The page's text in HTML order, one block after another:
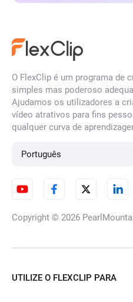
O FlexClip é um programa de
simples mas poderoso
Ajudamos os utilizadores a
vídeo atrativos para fins
qualquer curva de
Português
Copyright © 2026
UTILIZE O FLEXCLIP PARA